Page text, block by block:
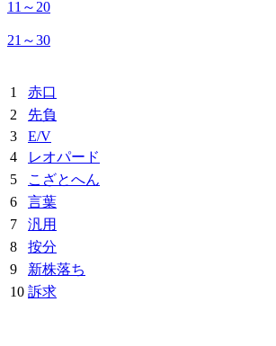
11～20
21～30
1
赤口
2
先負
3
E/V
4
レオパード
5
こざとへん
6
言葉
7
汎用
8
按分
9
新株落ち
10 訴求